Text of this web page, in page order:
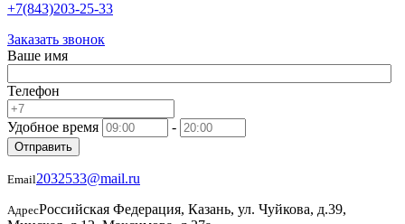
+7(843)203-25-33
Заказать звонок
Ваше имя
Телефон
Удобное время -
Отправить
Email2032533@mail.ru
АдресРоссийская Федерация, Казань, ул. Чуйкова, д.39,